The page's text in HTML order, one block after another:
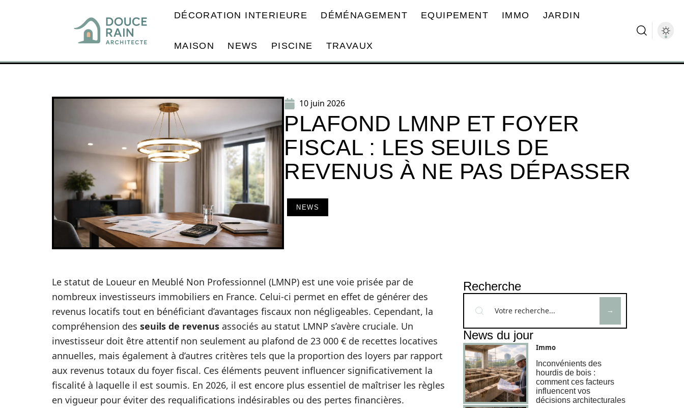
DÉCORATION INTERIEURE DÉMÉNAGEMENT EQUIPEMENT IMMO JARDIN
MAISON NEWS PISCINE TRAVAUX
10 juin 2026
PLAFOND LMNP ET FOYER
FISCAL : LES SEUILS DE
REVENUS À NE PAS DÉPASSER
NEWS
Le statut de Loueur en Meublé Non Professionnel (LMNP) est une voie prisée par de
nombreux investisseurs immobiliers en France. Celui-ci permet en effet de générer des
revenus locatifs tout en bénéficiant d’avantages fiscaux non négligeables. Cependant, la
compréhension des seuils de revenus associés au statut LMNP s’avère cruciale. Un
investisseur doit être attentif non seulement au plafond de 23 000 € de recettes locatives
annuelles, mais également à d’autres critères tels que la proportion des loyers par rapport
aux revenus totaux du foyer fiscal. Ces éléments peuvent influencer significativement la
fiscalité à laquelle il est soumis. En 2026, il est encore plus essentiel de maîtriser les règles
en vigueur pour éviter des requalifications indésirables ou des pertes financières.
Recherche
News du jour
Immo
Inconvénients des
hourdis de bois :
comment ces facteurs
influencent vos
décisions architecturales